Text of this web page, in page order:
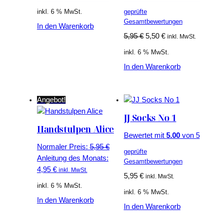
4,95 €4,50 €.
inkl. 6 % MwSt.
In den Warenkorb
geprüfte
Gesamtbewertungen
5,95€ Ursprünglicher
5,95 €
5,50 €Aktueller
5,50 €.
inkl. MwSt.
inkl. 6 % MwSt.
In den Warenkorb
Angebot!
Handstulpen Alice
Normaler Preis: 5,95€Ursprünglicher
Preis
5,95 €
Anleitung des Monats:
4,95 €Aktueller
4,95 €.
inkl. MwSt.
inkl. 6 % MwSt.
In den Warenkorb
JJ Socks No 1
Bewertet mit 5.00von 5
geprüfte
Gesamtbewertungen
5,95 € inkl. MwSt.
inkl. 6 % MwSt.
In den Warenkorb